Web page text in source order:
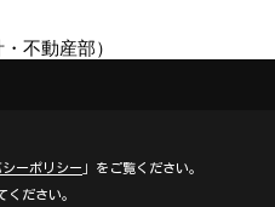
不動産部）
Reserved.
ーポリシー 」をご覧ください。
ださい。